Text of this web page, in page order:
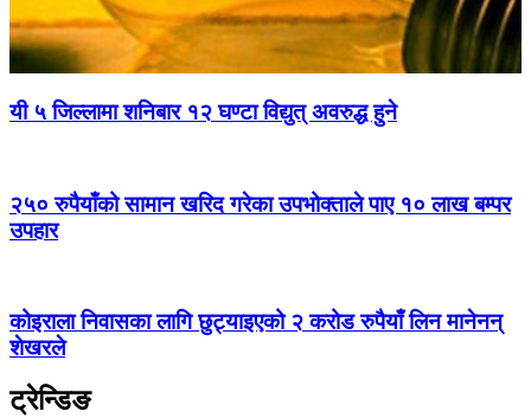
यी ५ जिल्लामा शनिबार १२ घण्टा विद्युत् अवरुद्ध हुने
२५० रुपैयाँको सामान खरिद गरेका उपभोक्ताले पाए १० लाख बम्पर
उपहार
कोइराला निवासका लागि छुट्याइएको २ करोड रुपैयाँ लिन मानेनन्
शेखरले
ट्रेन्डिङ